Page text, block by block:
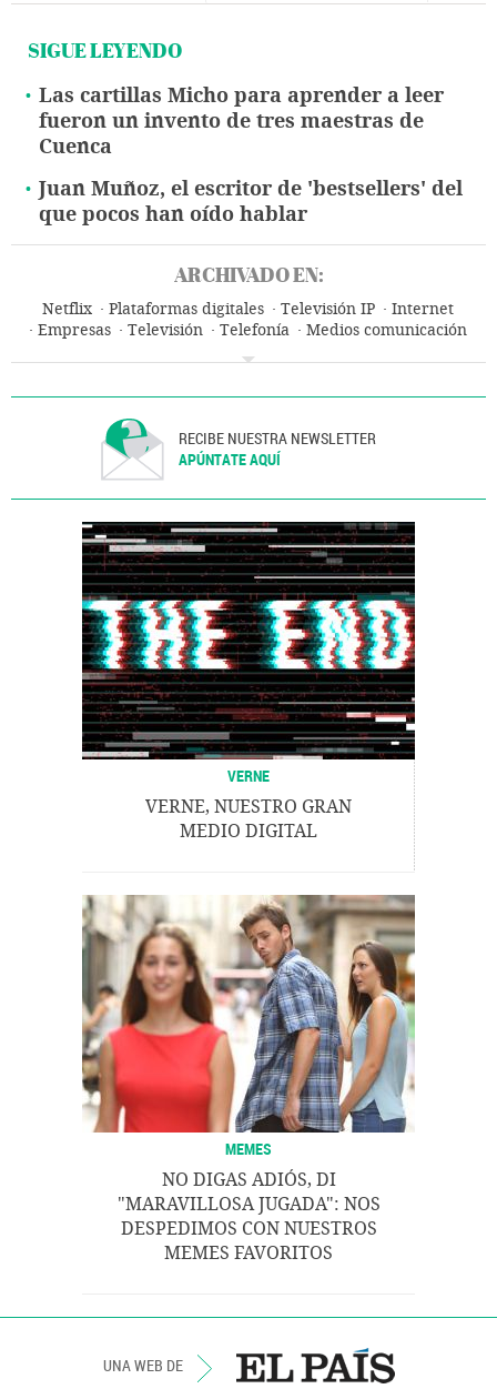
SIGUE LEYENDO
Las cartillas Micho para aprender a leer
fueron un invento de tres maestras de
Cuenca
Juan Muñoz, el escritor de 'bestsellers' del
que pocos han oído hablar
ARCHIVADO EN:
Netflix Plataformas digitales Televisión IP
Internet
Empresas
Televisión Telefonía
Medios comunicación
Telecomunicaciones
RECIBE NUESTRA NEWSLETTER
APÚNTATE AQUÍ
VERNE
VERNE, NUESTRO GRAN
MEDIO DIGITAL
MEMES
NO DIGAS ADIÓS, DI
"MARAVILLOSA JUGADA": NOS
DESPEDIMOS CON NUESTROS
MEMES FAVORITOS
UNA WEB DE